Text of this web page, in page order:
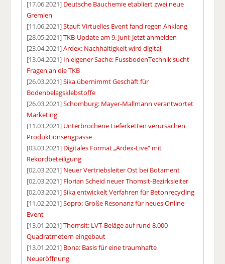
[17.06.2021] Deutsche Bauchemie etabliert zwei neue
Gremien
[11.06.2021]Stauf: Virtuelles Event fand regen Anklang
[28.05.2021]TKB-Update am 9. Juni: Jetzt anmelden
[23.04.2021]Ardex: Nachhaltigkeit wird digital
[13.04.2021] In eigener Sache: FussbodenTechnik sucht
Fragen an die TKB
[26.03.2021]Sika übernimmt Geschäft für
Bodenbelagsklebstoffe
[26.03.2021]Schomburg: Mayer-Mallmann verantwortet
Marketing
[11.03.2021] Unterbrochene Lieferketten verursachen
Produktionsengpässe
[03.03.2021] Digitales Format „Ardex-Live“ mit
Rekordbeteiligung
[02.03.2021] Neuer Vertriebsleiter Ost bei Botament
[02.03.2021] Florian Scheid neuer Thomsit-Bezirksleiter
[02.03.2021]Sika entwickelt Verfahren für Betonrecycling
[11.02.2021]Sopro: Große Resonanz für neues Online-
Event
[13.01.2021]Thomsit: LVT-Beläge auf rund 8.000
Quadratmetern eingebaut
[13.01.2021] Bona: Basis für eine traumhafte
Neueröffnung